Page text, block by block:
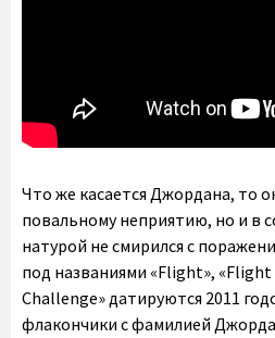
Что же касается Джордана, то
повальному неприятию, но и в
натурой не смирился с
под названиями «Flight»,
Challenge» датируются 2011
флакончики с фамилией